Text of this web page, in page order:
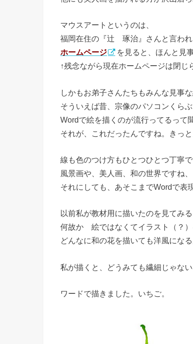
マウスアートというのは、
福岡在住の『辻 琢治』さんと言われ
ホームページ
を見ると、ほんと見
↑残念ながら現在ホームページは閉じ
しかもお弟子さんたちもみんな見事な
そういえば昔、宗像のパソコンくらぶ
Wordで絵を描くのが流行ってるって
それが、これだったんですね。きっと
線も色のつけ方もひとつひとつ丁寧で
風景画や、美人画、和の世界ですね、
それにしても、あそこまでWordで表
以前私が教材用に描いたのを見てみる
何故か 絵ではなくてイラスト（？）
どんなに和の花を描いても洋風にな
私が描くと、どうみても繊細じゃない
ワードで描きました。いちご。